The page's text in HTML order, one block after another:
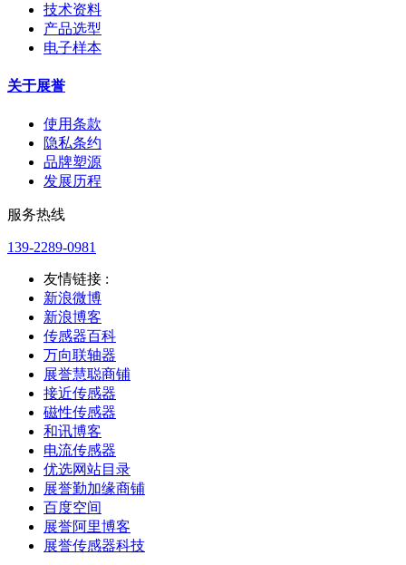
技术资料
产品选型
电子样本
关于展誉
使用条款
隐私条约
品牌塑源
发展历程
服务热线
139-2289-0981
友情链接 :
新浪微博
新浪博客
传感器百科
万向联轴器
展誉慧聪商铺
接近传感器
磁性传感器
和讯博客
电流传感器
优选网站目录
展誉勤加缘商铺
百度空间
展誉阿里博客
展誉传感器科技